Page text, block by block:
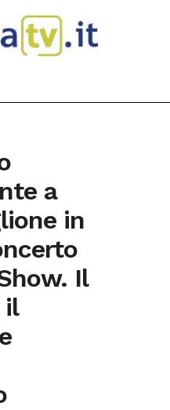
a
in
Il
il